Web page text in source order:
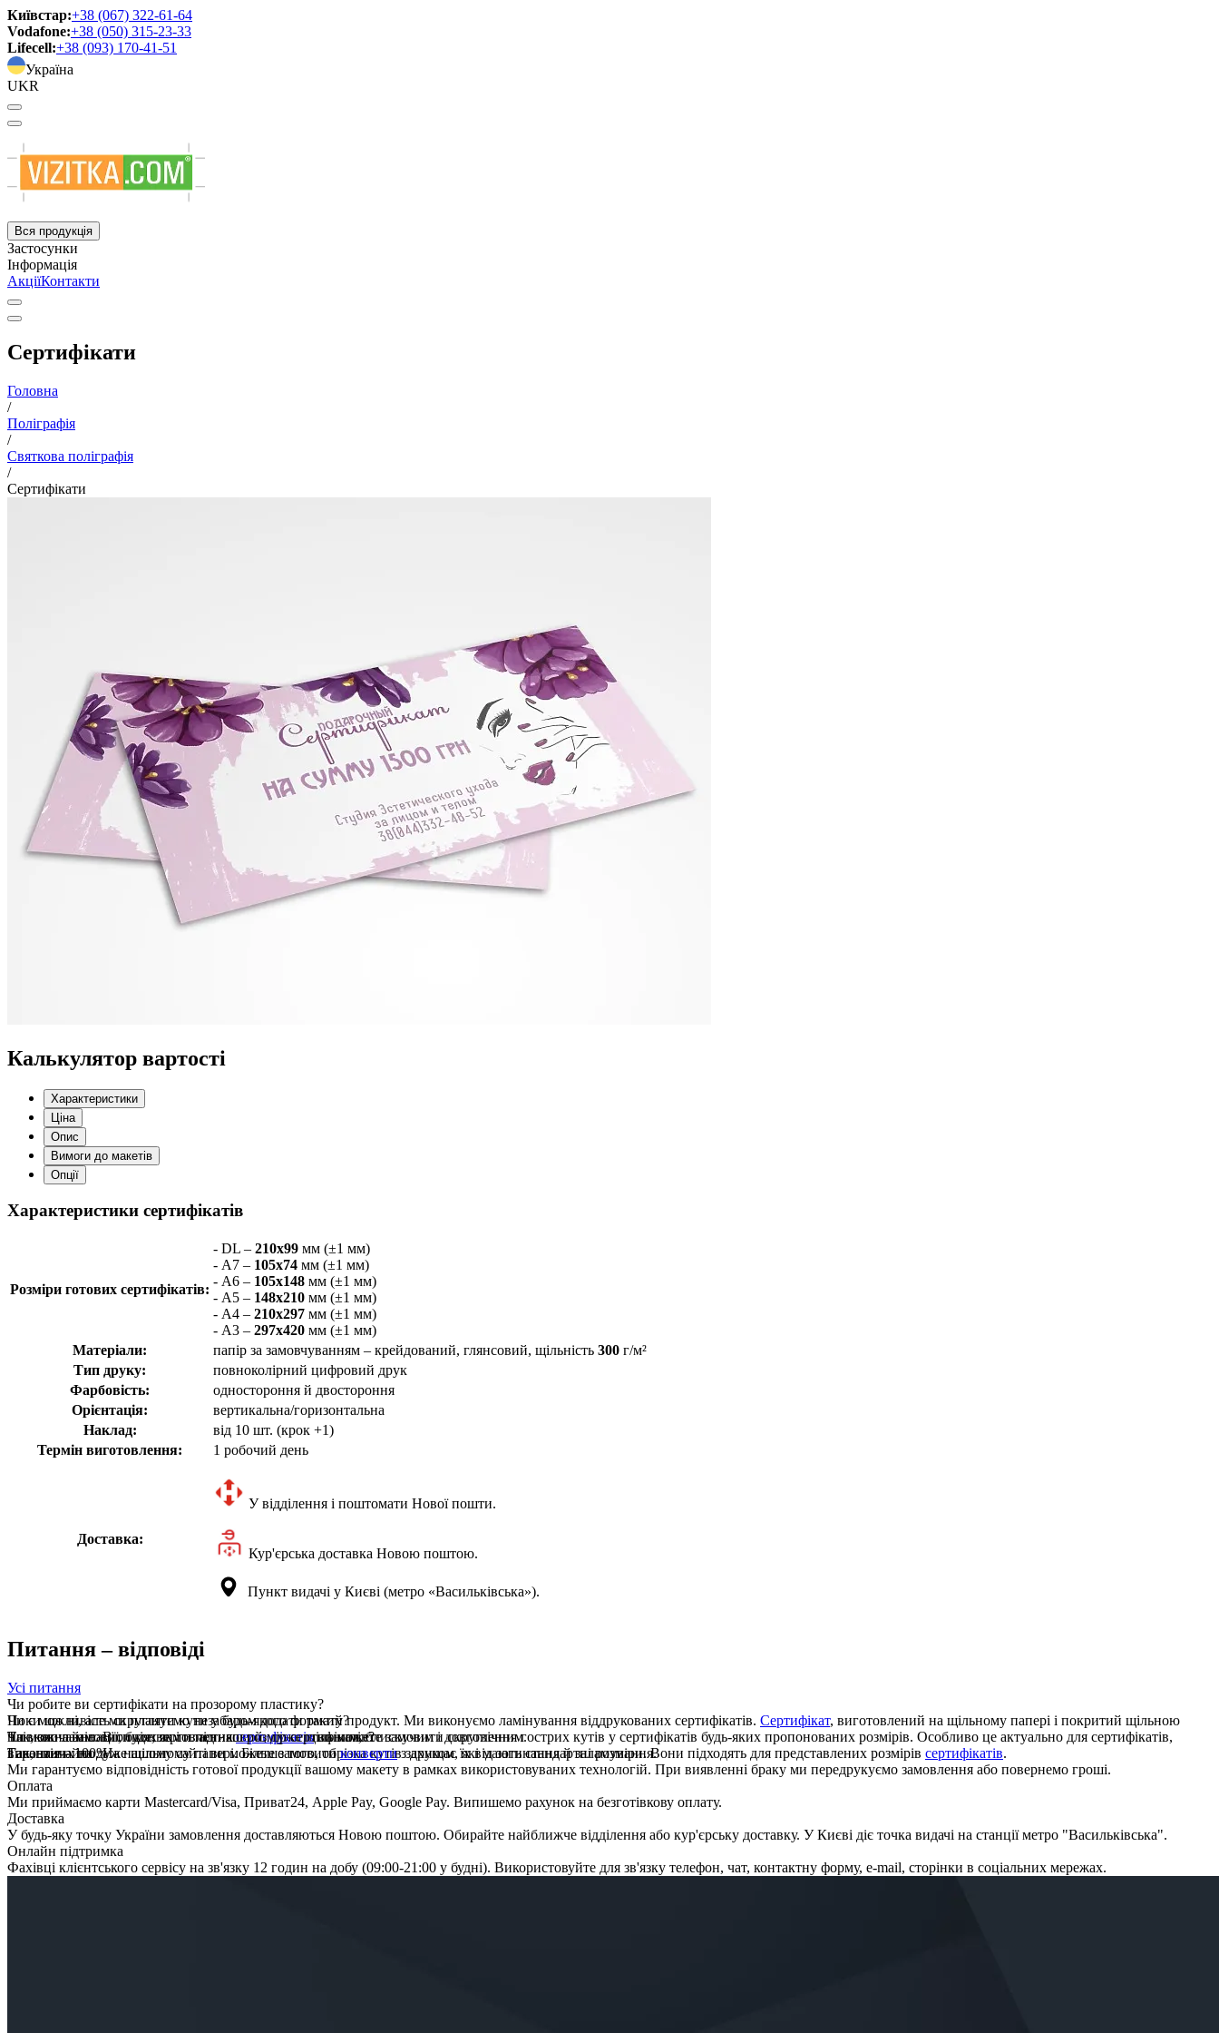
Київстар:+38 (067) 322-61-64
Vodafone:+38 (050) 315-23-33
Lifecell:+38 (093) 170-41-51
Україна
UKR
Вся продукція
Застосунки
Інформація
АкціїКонтакти
Сертифікати
Головна
/
Поліграфія
/
Святкова поліграфія
/
Сертифікати
Калькулятор вартості
Характеристики
Ціна
Опис
Вимоги до макетів
Опції
Характеристики сертифікатів
Розміри готових сертифікатів:
- DL – 210х99 мм (±1 мм)
- А7 – 105х74 мм (±1 мм)
- А6 – 105х148 мм (±1 мм)
- А5 – 148х210 мм (±1 мм)
- А4 – 210х297 мм (±1 мм)
- А3 – 297х420 мм (±1 мм)
Матеріали:
папір за замовчуванням – крейдований, глянсовий, щільність 300 г/м²
Тип друку:
повноколірний цифровий друк
Фарбовість:
одностороння й двостороння
Орієнтація:
вертикальна/горизонтальна
Наклад:
від 10 шт. (крок +1)
Термін виготовлення:
1 робочий день
Доставка:
У відділення і поштомати Нової пошти.
Кур'єрська доставка Новою поштою.
Пункт видачі у Києві (метро «Васильківська»).
Питання – відповіді
Усі питання
Чи робите ви сертифікати на прозорому пластику?
Поки що ні, але ми плануємо незабаром додати такий продукт. Ми виконуємо ламінування віддрукованих сертифікатів. Сертифікат, виготовлений на щільному папері і покритий щільною
плівкою ламінації, буде, як і пластиковий, дуже щільним, блискучим і довговічним.
Чи є можливість скругляти кути у будь-якого формату?
Так, звичайно. В опціях замовленнясертифікатівви можете замовити скруглення гострих кутів у сертифікатів будь-яких пропонованих розмірів. Особливо це актуально для сертифікатів,
виконаних на дуже щільному папері. Більше того, обрізка кутів захищає їх від загинання й заламування.
Чи можна замовити конверти під наш розмір сертифікатів?
Так, звичайно. На нашому сайті ви можете замовитиконвертиз друком, які мають стандартні розміри. Вони підходять для представлених розмірів сертифікатів.
Гарантія – 100%
Ми гарантуємо від­повід­ність го­тової про­дукції вашому макету в рамках ви­користовуваних тех­но­ло­гій. При вияв­ленні браку ми пере­друкуємо замовлен­ня або повернемо гроші.
Оплата
Ми приймаємо карти Mastercard/Visa, Приват24, Apple Pay, Google Pay. Випише­мо рахунок на без­готівкову опла­ту.
Доставка
У будь-яку точку України за­мов­лення доставляють­ся Но­вою пош­­­тою. Оби­рай­те найближче від­­­­­ді­лен­­ня або кур'єр­ську до­­ставку. У Києві діє точка ви­дачі на станції метро "Василь­ків­ська".
Онлайн підтримка
Фахівці клієнтського серві­су на зв'язку 12 годин на добу (09:00-21:00 у будні). Використовуйте для зв'язку телефон, чат, кон­такт­ну форму, e-mail, сторінки в соціальних мережах.